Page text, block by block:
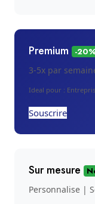
Premium
-
3-5x par
Ideal pour :
Souscrire
Sur mesure
Personnalise |